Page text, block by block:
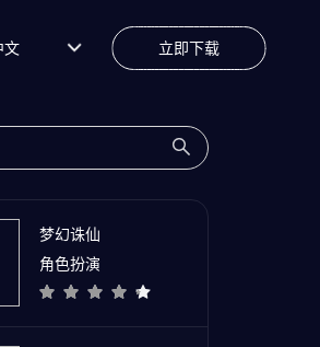
文 立即下载
梦幻诛仙
角色扮演